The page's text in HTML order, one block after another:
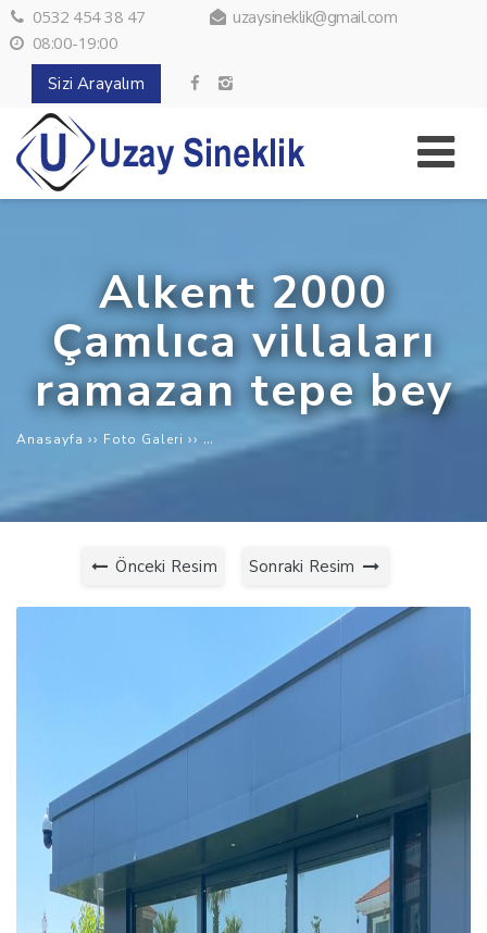
0532 454 38 47
uzaysineklik@gmail.com
08:00-19:00
Sizi Arayalım
Alkent 2000
Çamlıca villaları
ramazan tepe bey
Anasayfa ›› Foto Galeri ›› Alkent 2000 Çamlıca villaları ramazan
Önceki Resim Sonraki Resim